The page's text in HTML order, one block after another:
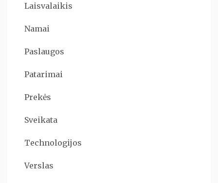
Laisvalaikis
Namai
Paslaugos
Patarimai
Prekės
Sveikata
Technologijos
Verslas